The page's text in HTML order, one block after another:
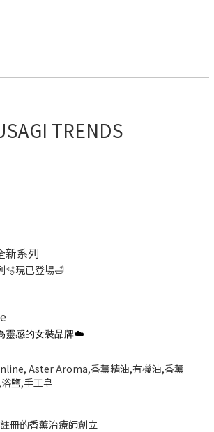
TRENDS
系列
🫧現已登場🛁
靈感的女裝品牌☁️
冊的香薰治療師創立